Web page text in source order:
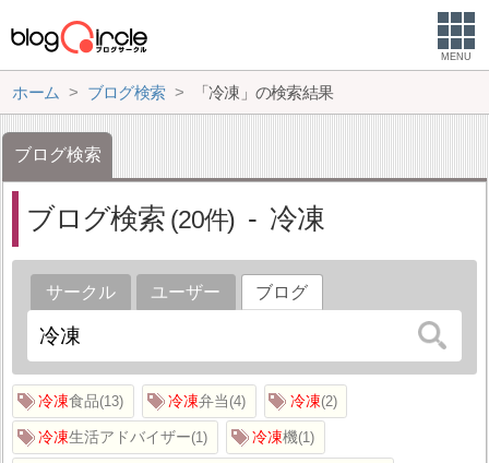
MENU
ホーム ブログ検索 「冷凍」の検索結果
ブログ検索
ブログ検索 20 冷凍
サークル ユーザー ブログ
冷凍食品 13 冷凍弁当 4 冷凍 2
冷凍生活アドバイザー 1 冷凍機 1